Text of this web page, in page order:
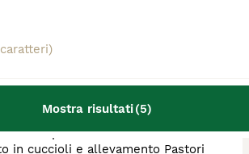
Mostra risultati(5)
Razza: Corgi Pembroke, Australian
0 animali disponibili
con esperienza e studi di oltre 15
in cuccioli e allevamento Pastori